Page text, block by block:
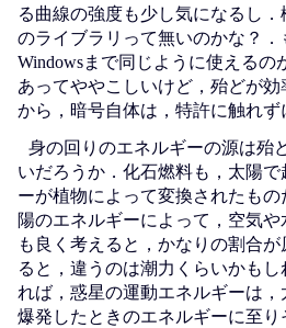
る曲線の強度も少し気になるし
のライブラリって無いのかな？．
Windowsまで同じように使えるの
あってややこしいけど，殆どが
から，暗号自体は，特許に触れ
身の回りのエネルギーの源は殆
いだろうか．化石燃料も，太陽
ーが植物によって変換されたも
陽のエネルギーによって，空気
も良く考えると，かなりの割合
ると，違うのは潮力くらいかもし
れば，惑星の運動エネルギーは
爆発したときのエネルギーに至